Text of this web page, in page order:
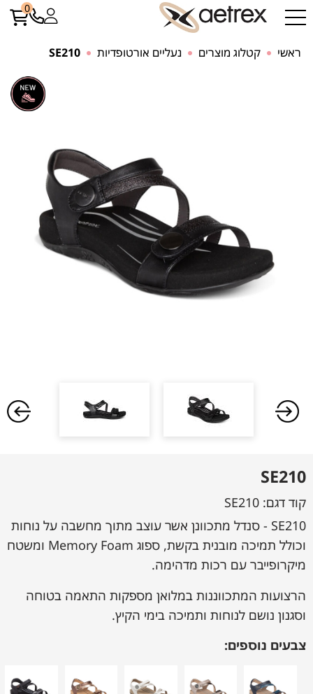
0
ראשי קטלוג מוצרים נעליים אורטופדיות SE210
SE210
קוד דגם: SE210
SE210 - סנדל מתכוונן אשר עוצב מתוך מחשבה על נוחות
וכולל תמיכה מובנית בקשת, ספוג Memory Foam ומשטח
מיקרופייבר עם רכות מדהימה.
הרצועות המתכווננות במלואן מספקות התאמה בטוחה
וסגנון נושם לנוחות ותמיכה בימי הקיץ.
צבעים נוספים: